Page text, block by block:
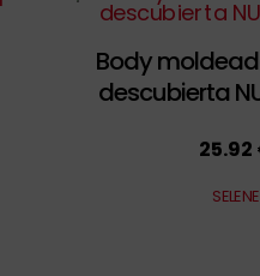
Body
descubierta
25.92
SELENE